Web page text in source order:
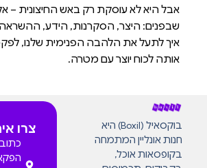
אבל היא לא עוסקת רק באש החיצונית –
איך לתעל את הלהבה הפנימית שלנו,
אותה לכוח יוצר עם מטרה.
בוקסאיל (Boxil) היא
חנות אונליין המתמחה
בקופסאות אוכל,
צרו